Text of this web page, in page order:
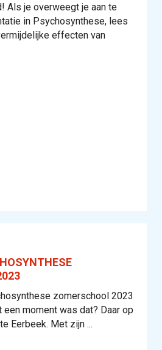
Als je overweegt je aan te
in Psychosynthese, lees
effecten van
zomerschool 2023
een moment was dat? Daar op
Eerbeek. Met zijn ...